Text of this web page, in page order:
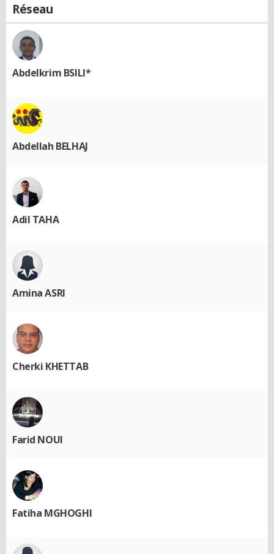
Réseau
Abdelkrim BSILI*
Abdellah BELHAJ
Adil TAHA
Amina ASRI
Cherki KHETTAB
Farid NOUI
Fatiha MGHOGHI